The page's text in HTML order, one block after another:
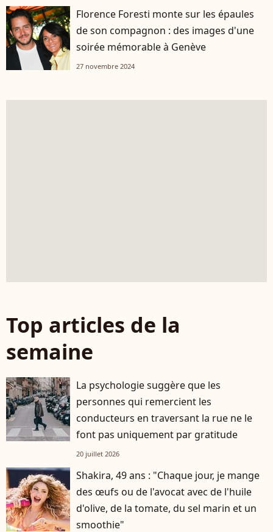
Florence Foresti monte sur les épaules
de son compagnon : des images d'une
soirée mémorable à Genève
27 novembre 2024
Top articles de la
semaine
La psychologie suggère que les
personnes qui remercient les
conducteurs en traversant la rue ne le
font pas uniquement par gratitude
20 juillet 2026
Shakira, 49 ans : "Chaque jour, je mange
des œufs ou de l'avocat avec de l'huile
d'olive, de la tomate, du sel marin et un
smoothie"